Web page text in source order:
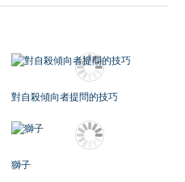
對自殺傾向者提問的技巧
獅子